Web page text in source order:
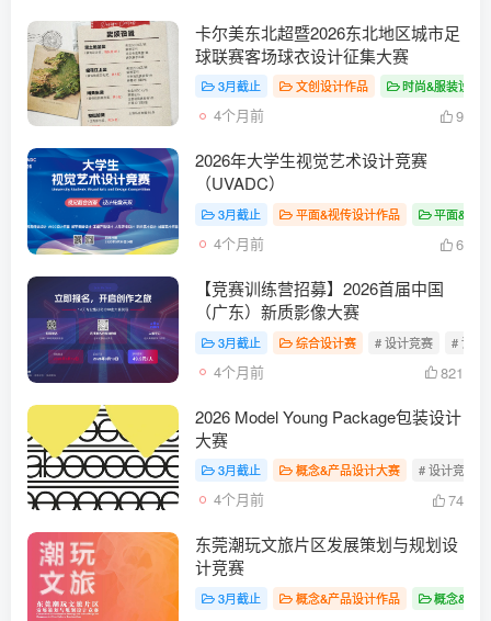
卡尔美东北超暨2026东北地区城市足
球联赛客场球衣设计征集大赛
3月截止 文创设计作品 时尚&服装设计
4个月前 9
2026年大学生视觉艺术设计竞赛
（UVADC）
3月截止 平面&视传设计作品 平面&视
4个月前 6
【竞赛训练营招募】2026首届中国
（广东）新质影像大赛
3月截止 综合设计赛 # 设计竞赛 # 设计
4个月前 821
2026 ​Model Young Package包装设计
大赛
3月截止 概念&产品设计大赛 # 设计竞赛
4个月前 74
东莞潮玩文旅片区发展策划与规划设
计竞赛
3月截止 概念&产品设计作品 概念&产